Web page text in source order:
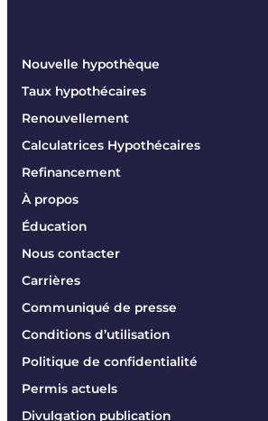
Nouvelle hypothèque
Taux hypothécaires
Renouvellement
Calculatrices Hypothécaires
Refinancement
À propos
Éducation
Nous contacter
Carrières
Communiqué de presse
Conditions d’utilisation
Politique de confidentialité
Permis actuels
Divulgation publication